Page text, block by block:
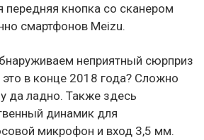
передняя кнопка со сканером
смартфонов Meizu.
неприятный сюрприз
это в конце 2018 года? Сложно
да ладно. Также здесь
динамик для
микрофон и вход 3,5 мм.